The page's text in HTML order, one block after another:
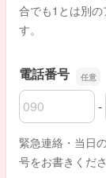
合でも1とは別
す。
電話番号
電話番号の市-
電話番号の市
電話番号の加
緊急連絡・当日
号をお書きくださ